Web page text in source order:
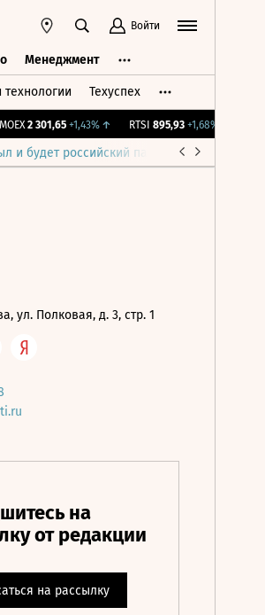
Войти
Менеджмент
Техуспех
2 301,65 +1,43%↑ RTSI 895,93 +1,68%↑
и будет российский парламент
ул. Полковая, д. 3, стр. 1